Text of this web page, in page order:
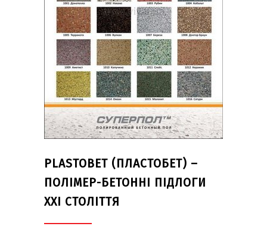
PLASTOBET (ПЛАСТОБЕТ) –
ПОЛІМЕР-БЕТОННІ ПІДЛОГИ
ХХІ СТОЛІТТЯ